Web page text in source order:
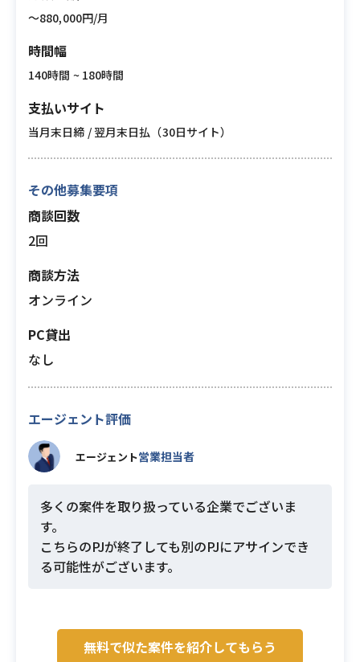
〜880,000円/月
時間幅
140時間 ~ 180時間
支払いサイト
当月末日締 / 翌月末日払（30日サイト）
その他募集要項
商談回数
2回
商談方法
オンライン
PC貸出
なし
エージェント評価
エージェント営業担当者
多くの案件を取り扱っている企業でございま
す。
こちらのPJが終了しても別のPJにアサインでき
る可能性がございます。
無料で似た案件を紹介してもらう